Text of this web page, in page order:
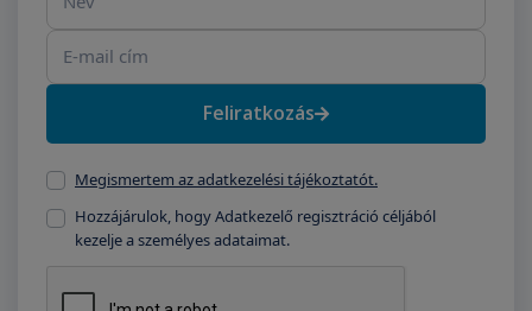
Feliratkozás
Megismertem az adatkezelési tájékoztatót.
Hozzájárulok, hogy Adatkezelő regisztráció céljából
kezelje a személyes adataimat.